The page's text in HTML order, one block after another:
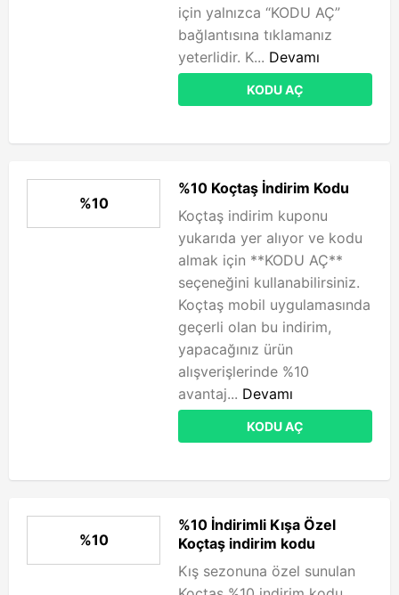
için yalnızca “KODU AÇ”
bağlantısına tıklamanız
yeterlidir. K... Devamı
KODU AÇ
%10
%10 Koçtaş İndirim Kodu
Koçtaş indirim kuponu
yukarıda yer alıyor ve kodu
almak için **KODU AÇ**
seçeneğini kullanabilirsiniz.
Koçtaş mobil uygulamasında
geçerli olan bu indirim,
yapacağınız ürün
alışverişlerinde %10
avantaj... Devamı
KODU AÇ
%10
%10 İndirimli Kışa Özel
Koçtaş indirim kodu
Kış sezonuna özel sunulan